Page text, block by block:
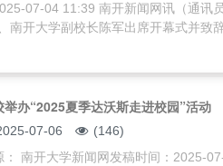
07-04 11:39 南开新闻网讯（通讯
南开大学副校长陈军出席开幕式并致
举办“2025夏季达沃斯走进校园”活动
07-06
(146)
： 南开大学新闻网发稿时间：2025-